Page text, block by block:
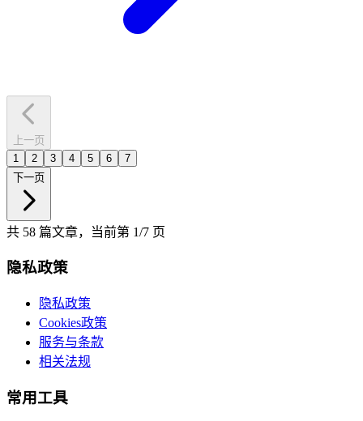
上一页
1
2 3 4 5 6
7
下一页
共 58 篇文章，当前第 1/7 页
隐私政策
隐私政策
Cookies政策
服务与条款
相关法规
常用工具